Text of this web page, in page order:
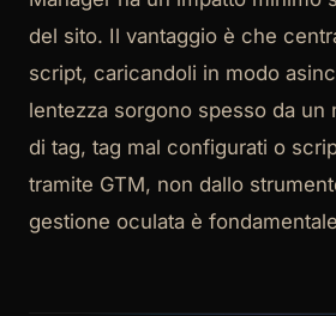
del sito. Il vantaggio è che
script, caricandoli in modo
lentezza sorgono spesso da
di tag, tag mal configurati o
tramite GTM, non dallo
gestione oculata è